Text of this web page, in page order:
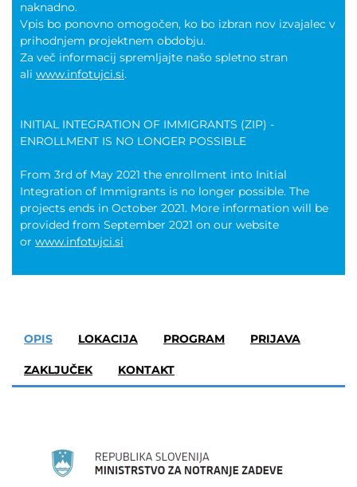
naknadno.
Vpis bo ponovno omogočen, ko bo izbran nov izvajalec v
prihodnjem projektnem obdobju.
Za več informacij spremljajte našo spletno stran
ali www.infotujci.si.
INITIAL INTEGRATION OF IMMIGRANTS (ZIP) -
ENROLLMENT IS NO LONGER POSSIBLE
From 3rd of May 2021 the enrollment into Initial
Integration of Immigrants is no longer possible. The
projects ends in October 2021. More information will be
provided from September 2021 on our website
or www.infotujci.si
OPIS LOKACIJA PROGRAM PRIJAVA
ZAKLJUČEK KONTAKT